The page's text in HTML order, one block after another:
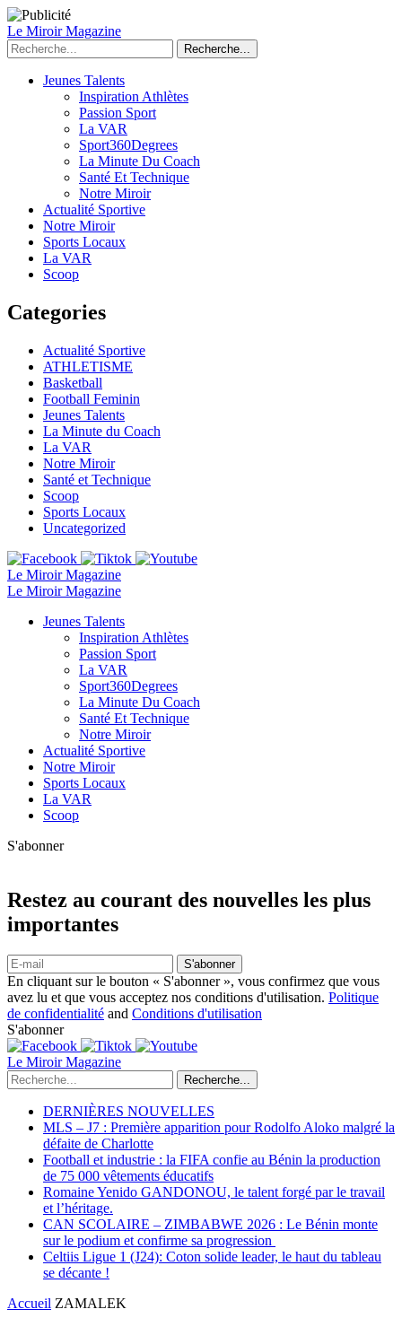
Le Miroir Magazine
Recherche...
Jeunes Talents
Inspiration Athlètes
Passion Sport
La VAR
Sport360Degrees
La Minute Du Coach
Santé Et Technique
Notre Miroir
Actualité Sportive
Notre Miroir
Sports Locaux
La VAR
Scoop
Categories
Actualité Sportive
ATHLETISME
Basketball
Football Feminin
Jeunes Talents
La Minute du Coach
La VAR
Notre Miroir
Santé et Technique
Scoop
Sports Locaux
Uncategorized
Le Miroir Magazine
Le Miroir Magazine
Jeunes Talents
Inspiration Athlètes
Passion Sport
La VAR
Sport360Degrees
La Minute Du Coach
Santé Et Technique
Notre Miroir
Actualité Sportive
Notre Miroir
Sports Locaux
La VAR
Scoop
S'abonner
Restez au courant des nouvelles les plus
importantes
S'abonner
En cliquant sur le bouton « S'abonner », vous confirmez que vous
avez lu et que vous acceptez nos conditions d'utilisation. Politique
de confidentialité and Conditions d'utilisation
S'abonner
Le Miroir Magazine
Recherche...
DERNIÈRES NOUVELLES
MLS – J7 : Première apparition pour Rodolfo Aloko malgré la
défaite de Charlotte
Football et industrie : la FIFA confie au Bénin la production
de 75 000 vêtements éducatifs
Romaine Yenido GANDONOU, le talent forgé par le travail
et l’héritage.
CAN SCOLAIRE – ZIMBABWE 2026 : Le Bénin monte
sur le podium et confirme sa progression
Celtiis Ligue 1 (J24): Coton solide leader, le haut du tableau
se décante !
Accueil ZAMALEK